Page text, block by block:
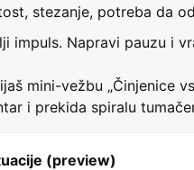
stezanje, potreba da
impuls. Napravi pauzu i
mini-vežbu „Činjenice
i prekida spiralu
(preview)